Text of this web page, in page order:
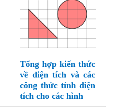
Tổng hợp kiến thức
về diện tích và các
công thức tính diện
tích cho các hình